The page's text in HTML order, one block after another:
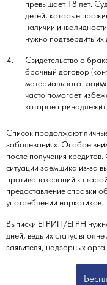
превышает 18 лет.
детей, которые
наличии
нужно подтвердить их
Свидетельство о
брачный договор
материального
часто помогает
которое принадлежит
Список продолжают
заболеваниях. Особое
после получения
ситуации заемщика из-за
противопоказаний к
предоставление справки
употреблении наркотиков.
Выписки ЕГРИП/ЕГРН
дней, ведь их статус
заявителя, надзорных